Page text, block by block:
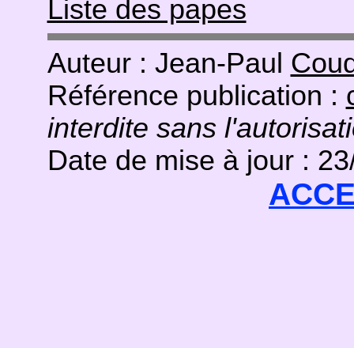
Liste des papes
Auteur : Jean-Paul
Référence publication :
interdite sans
Date de mise à jour :